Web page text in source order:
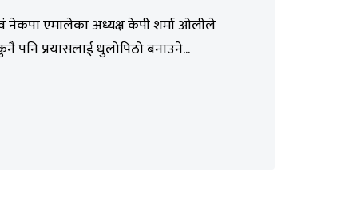
नेकपा एमालेका अध्यक्ष केपी शर्मा ओलीले
पनि प्रयासलाई धुलोपिठो बनाउने...